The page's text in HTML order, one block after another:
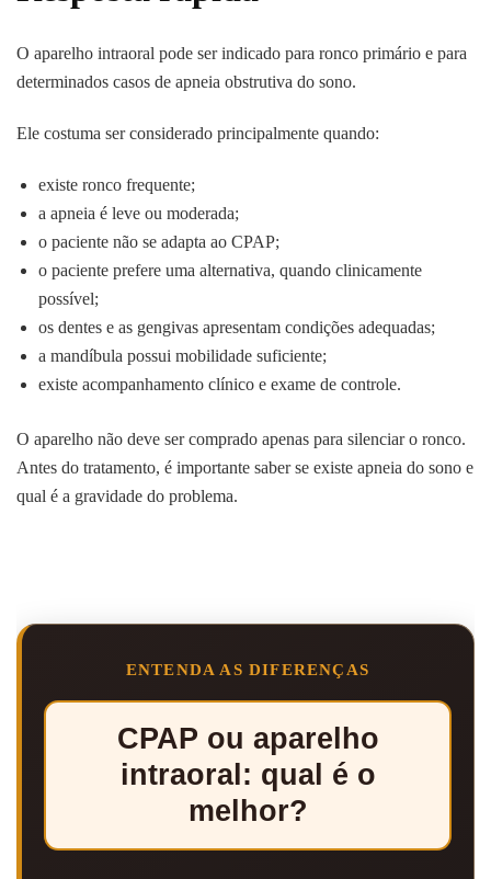
O aparelho intraoral pode ser indicado para ronco primário e para
determinados casos de apneia obstrutiva do sono.
Ele costuma ser considerado principalmente quando:
existe ronco frequente;
a apneia é leve ou moderada;
o paciente não se adapta ao CPAP;
o paciente prefere uma alternativa, quando clinicamente
possível;
os dentes e as gengivas apresentam condições adequadas;
a mandíbula possui mobilidade suficiente;
existe acompanhamento clínico e exame de controle.
O aparelho não deve ser comprado apenas para silenciar o ronco.
Antes do tratamento, é importante saber se existe apneia do sono e
qual é a gravidade do problema.
ENTENDA AS DIFERENÇAS
CPAP ou aparelho
intraoral: qual é o
melhor?